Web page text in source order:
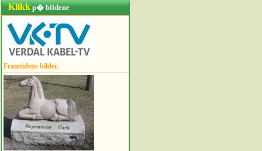
Klikkp� bildene
Framtidens bilder.